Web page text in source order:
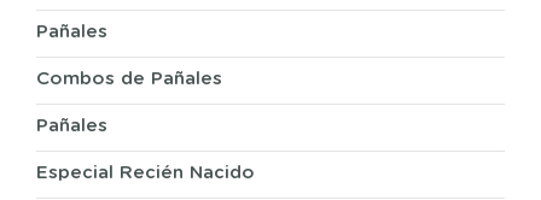
Pañales
Combos de Pañales
Pañales
Especial Recién Nacido